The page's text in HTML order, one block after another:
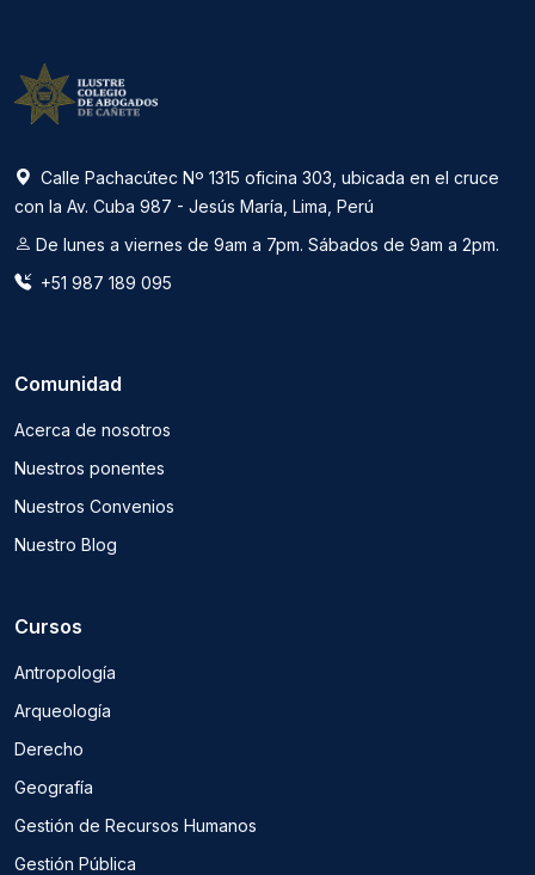
Calle Pachacútec Nº 1315 oficina 303, ubicada en el cruce
con la Av. Cuba 987 - Jesús María, Lima, Perú
De lunes a viernes de 9am a 7pm. Sábados de 9am a 2pm.
+51 987 189 095
Comunidad
Acerca de nosotros
Nuestros ponentes
Nuestros Convenios
Nuestro Blog
Cursos
Antropología
Arqueología
Derecho
Geografía
Gestión de Recursos Humanos
Gestión Pública